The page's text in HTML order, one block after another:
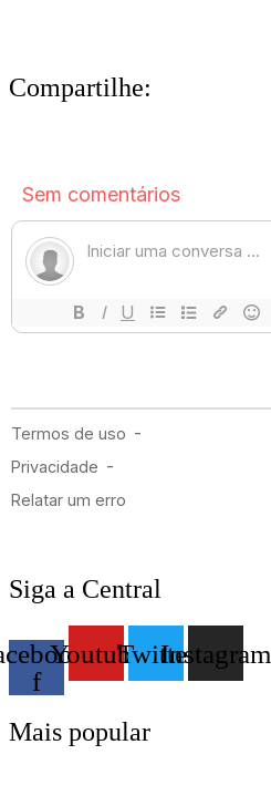
Compartilhe:
Siga a Central
f
YoutubeTwitterInstagram
Mais popular